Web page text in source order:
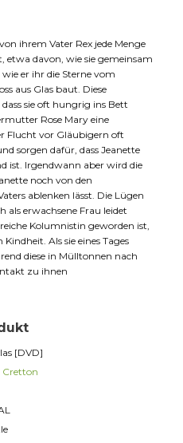
ihrem Vater Rex jede Menge
etwa davon, wie sie gemeinsam
er ihr die Sterne vom
aus Glas baut. Diese
sie oft hungrig ins Bett
Rose Mary eine
Flucht vor Gläubigern oft
sorgen dafür, dass Jeanette
ist. Irgendwann aber wird die
noch von den
ablenken lässt. Die Lügen
als erwachsene Frau leidet
Kolumnistin geworden ist,
Als sie eines Tages
diese in Mülltonnen nach
zu ihnen
[DVD]
Cretton